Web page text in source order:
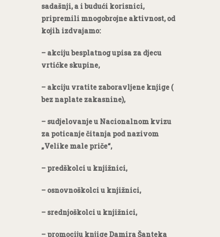
sadašnji, a i budući korisnici,
pripremili mnogobrojne aktivnost, od
kojih izdvajamo:
– akciju besplatnog upisa za djecu
vrtićke skupine,
– akciju vratite zaboravljene knjige (
bez naplate zakasnine),
– sudjelovanje u Nacionalnom kvizu
za poticanje čitanja pod nazivom
„Velike male priče“,
– predškolci u knjižnici,
– osnovnoškolci u knjižnici,
– srednjoškolci u knjižnici,
– promociju knjige Damira Šanteka